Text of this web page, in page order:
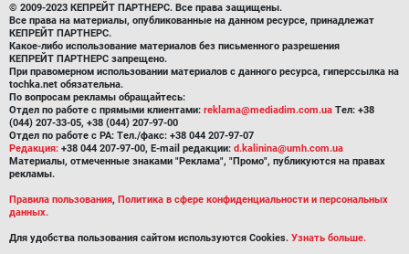
© 2009-2023 КЕПРЕЙТ ПАРТНЕРС. Все права защищены.
Все права на материалы, опубликованные на данном ресурсе, принадлежат
КЕПРЕЙТ ПАРТНЕРС.
Какое-либо использование материалов без письменного разрешения
КЕПРЕЙТ ПАРТНЕРС запрещено.
При правомерном использовании материалов с данного ресурса, гиперссылка на
tochka.net обязательна.
По вопросам рекламы обращайтесь:
Отдел по работе с прямыми клиентами: reklama@mediadim.com.ua Тел: +38
(044) 207-33-05, +38 (044) 207-97-00
Отдел по работе с РА: Тел./факс: +38 044 207-97-07
Редакция: +38 044 207-97-00, E-mail редакции: d.kalinina@umh.com.ua
Материалы, отмеченные знаками "Реклама", "Промо", публикуются на правах
рекламы.
Правила пользования, Политика в сфере конфиденциальности и персональных
данных.
Для удобства пользования сайтом используются Cookies. Узнать больше.